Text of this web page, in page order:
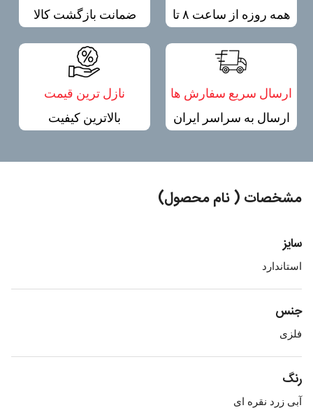
همه روزه از ساعت ۸ تا
۲۰
ضمانت بازگشت کالا
ارسال سریع سفارش ها
ارسال به سراسر ایران
نازل ترین قیمت
بالاترین کیفیت
مشخصات ( نام محصول)
سایز
استاندارد
جنس
فلزی
رنگ
آبی زرد نقره ای